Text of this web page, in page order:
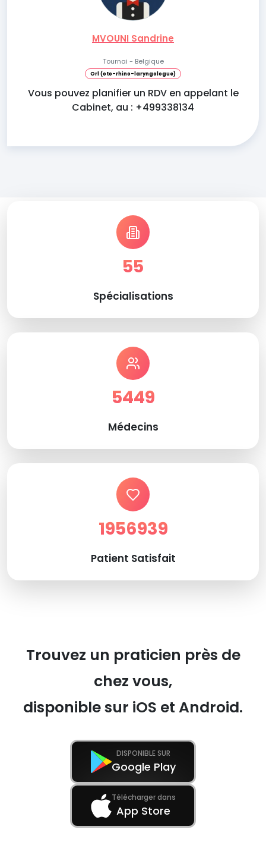
MVOUNI Sandrine
Tournai - Belgique
Orl (oto-rhino-laryngologue)
Vous pouvez planifier un RDV en appelant le
Cabinet, au : +499338134
55
Spécialisations
5449
Médecins
1956939
Patient Satisfait
Trouvez un praticien près de
chez vous,
disponible sur iOS et Android.
DISPONIBLE SUR
Google Play
Télécharger dans
App Store